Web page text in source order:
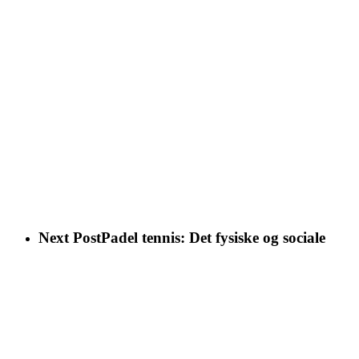
Next PostPadel tennis: Det fysiske og sociale